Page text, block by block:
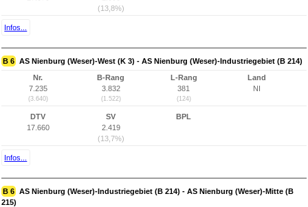
(13,8%)
Infos...
B 6 AS Nienburg (Weser)-West (K 3) - AS Nienburg (Weser)-Industriegebiet (B 214)
Nr.
7.235
(3.640)
B-Rang
3.832
(1.522)
L-Rang
381
(124)
Land
NI
DTV
17.660
SV
2.419
(13,7%)
BPL
Infos...
B 6 AS Nienburg (Weser)-Industriegebiet (B 214) - AS Nienburg (Weser)-Mitte (B
215)